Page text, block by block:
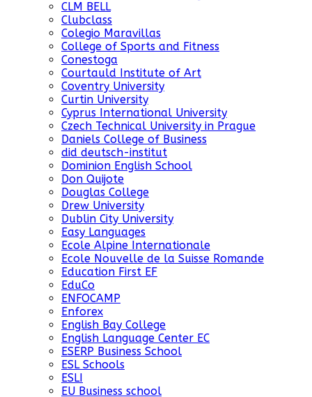
CLM BELL
Clubclass
Colegio Maravillas
College of Sports and Fitness
Conestoga
Courtauld Institute of Art
Coventry University
Curtin University
Cyprus International University
Czech Technical University in Prague
Daniels College of Business
did deutsch-institut
Dominion English School
Don Quijote
Douglas College
Drew University
Dublin City University
Easy Languages
Ecole Alpine Internationale
Ecole Nouvelle de la Suisse Romande
Education First EF
EduCo
ENFOCAMP
Enforex
English Bay College
English Language Center EC
ESERP Business School
ESL Schools
ESLI
EU Business school